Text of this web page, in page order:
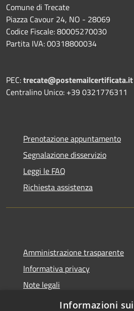
Comune di Trecate
Piazza Cavour 24, NO - 28069
Codice Fiscale: 80005270030
Partita IVA: 00318800034
PEC:trecate@postemailcertificata.it
Centralino Unico: +39 0321776311
Prenotazione appuntamento
Segnalazione disservizio
Leggi le FAQ
Richiesta assistenza
Amministrazione trasparente
Informativa privacy
Note legali
Dichiarazione di accessibilità
Informazioni